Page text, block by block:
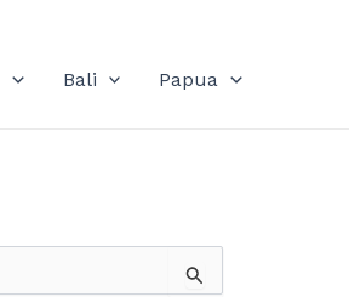
Bali Papua